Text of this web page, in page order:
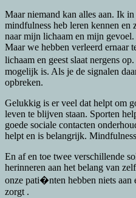
Maar niemand kan alles aan. Ik
mindfulness heb leren kennen en
naar mijn lichaam en mijn
Maar we hebben verleerd ernaar
lichaam en geest slaat nergens
mogelijk is. Als je de signalen
opbreken.
Gelukkig is er veel dat helpt om
leven te blijven staan. Sporten
goede sociale contacten
helpt en is belangrijk.
En af en toe twee verschillende
herinneren aan het belang van
onze pati�nten hebben niets aan
zorgt .